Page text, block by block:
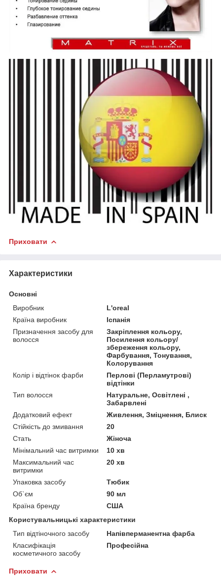
Приховати
Характеристики
Основні
Виробник
L'oreal
Країна виробник
Іспанія
Призначення засобу для
волосся
Закріплення кольору,
Посилення кольору/
збереження кольору,
Фарбування, Тонування,
Колорування
Колір і відтінок фарби
Перлові (Перламутрові)
відтінки
Тип волосся
Натуральне, Освітлені ,
Забарвлені
Додатковий ефект
Живлення, Зміцнення, Блиск
Стійкість до змивання
20
Стать
Жіноча
Мінімальний час витримки
10 хв
Максимальний час
витримки
20 хв
Упаковка засобу
Тюбик
Об`єм
90 мл
Країна бренду
США
Користувальницькі характеристики
Тип відтіночного засобу
Напівперманентна фарба
Класифікація
косметичного засобу
Професійна
Приховати